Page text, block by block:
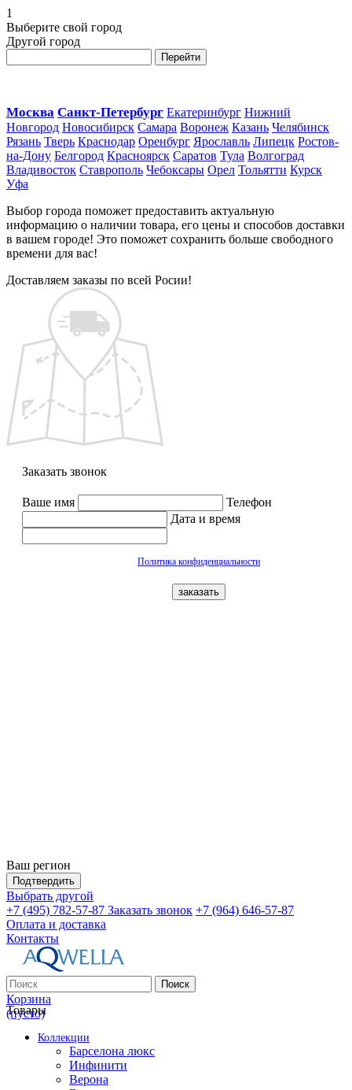
1
Выберите свой город
Другой город
Перейти
Москва Санкт-Петербург Екатеринбург Нижний
Новгород Новосибирск Самара Воронеж Казань Челябинск
Рязань Тверь Краснодар Оренбург Ярославль Липецк Ростов-
на-Дону Белгород Красноярск Саратов Тула Волгоград
Владивосток Ставрополь Чебоксары Орел Тольятти Курск
Уфа
Выбор города поможет предоставить актуальную
информацию о наличии товара, его цены и способов доставки
в вашем городе! Это поможет сохранить больше свободного
времени для вас!
Доставляем заказы по всей Росии!
Заказать звонок
Ваше имя
Телефон
Дата и время
Политика конфиденциальности
заказать
Ваш регион
Подтвердить
Выбрать другой
+7 (495) 782-57-87 Заказать звонок +7 (964) 646-57-87
Оплата и доставка
Контакты
Поиск
Корзина
(пусто)
Товары
Коллекции
Барселона люкс
Инфинити
Верона